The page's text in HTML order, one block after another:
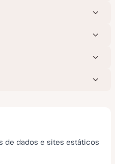
de dados e sites estáticos